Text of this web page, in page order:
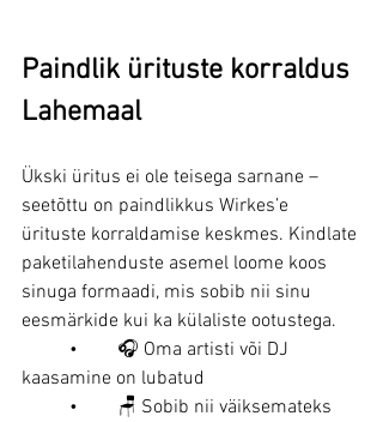
Paindlik ürituste korraldus
Lahemaal
Ükski üritus ei ole teisega sarnane –
seetõttu on paindlikkus Wirkes’e
ürituste korraldamise keskmes. Kindlate
paketilahenduste asemel loome koos
sinuga formaadi, mis sobib nii sinu
eesmärkide kui ka külaliste ootustega.
kaasamine on lubatud